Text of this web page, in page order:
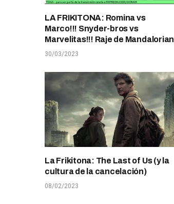
LA FRIKITONA: Romina vs
Marco!!! Snyder-bros vs
Marvelitas!!! Raje de Mandalorian
30/03/2023
La Frikitona: The Last of Us (y la
cultura de la cancelación)
08/02/2023